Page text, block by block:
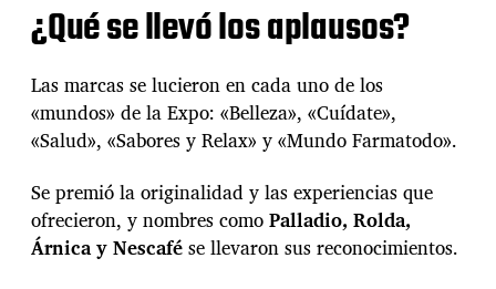
p
o
e
l
l
e
z
a
y
B
i
¿Qué se llevó los aplausos?
Las marcas se lucieron en cada uno de los
«mundos» de la Expo: «Belleza», «Cuídate»,
«Salud», «Sabores y Relax» y «Mundo Farmatodo».
Se premió la originalidad y las experiencias que
ofrecieron, y nombres comoPalladio, Rolda,
Árnica y Nescafése llevaron sus reconocimientos.